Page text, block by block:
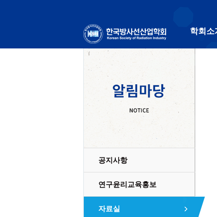
학회소
공지사항
연구윤리교육홍보
자료실